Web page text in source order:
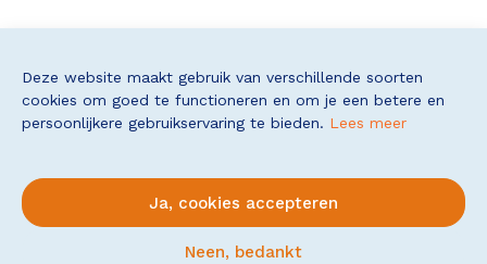
Deze website maakt gebruik van verschillende soorten
cookies om goed te functioneren en om je een betere en
persoonlijkere gebruikservaring te bieden. Lees meer
Ja, cookies accepteren
Neen, bedankt